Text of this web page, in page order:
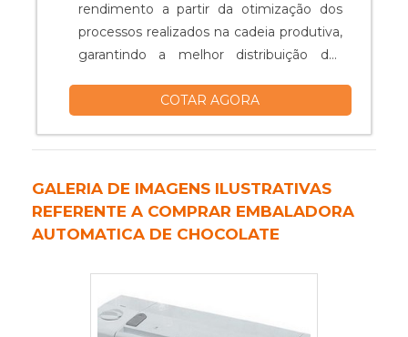
rendimento a partir da otimização dos
processos realizados na cadeia produtiva,
garantindo a melhor distribuição das
confeccionado com dispositivos
produtividade em um curto período de
força humana, permitindo o uso da
tecnologia em atividades mais
complicadas e que exigem maior
com uma envasadora do tipo automática
é possível efetuar um preenchimento de
COTAR AGORA
GALERIA DE IMAGENS ILUSTRATIVAS
REFERENTE A COMPRAR EMBALADORA
AUTOMATICA DE CHOCOLATE